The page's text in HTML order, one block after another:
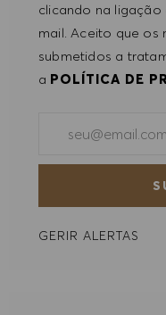
clicando na
mail. Aceito que os
submetidos a
a POLÍTICA DE
GERIR ALERTAS